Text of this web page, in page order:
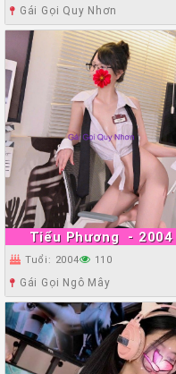
Gái Gọi Quy Nhơn
Tiểu Phương - 2004
Tuổi: 2004 110
Gái Gọi Ngô Mây